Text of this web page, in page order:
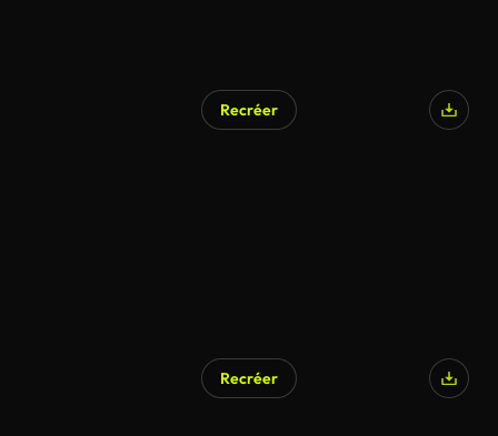
Recréer
Recréer